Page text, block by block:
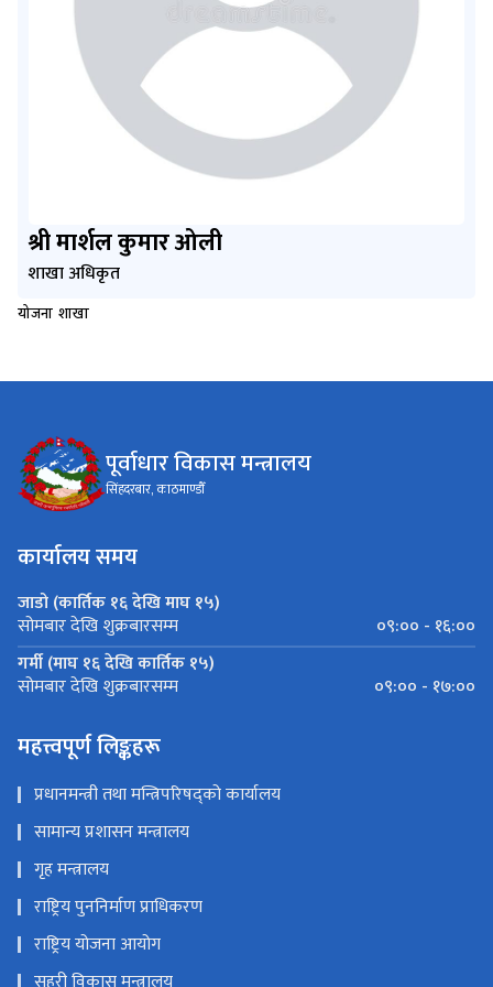
श्री मार्शल कुमार ओली
शाखा अधिकृत
योजना शाखा
पूर्वाधार विकास मन्त्रालय
सिंहदरबार, काठमाण्डौँ
कार्यालय समय
जाडो (कार्तिक १६ देखि माघ १५)
सोमबार देखि शुक्रबारसम्म
०९:०० - १६:००
गर्मी (माघ १६ देखि कार्तिक १५)
सोमबार देखि शुक्रबारसम्म ०९:०० - १७:००
महत्त्वपूर्ण लिङ्कहरू
प्रधानमन्त्री तथा मन्त्रिपरिषद्को कार्यालय
सामान्य प्रशासन मन्त्रालय
गृह मन्त्रालय
राष्ट्रिय पुननिर्माण प्राधिकरण
राष्ट्रिय योजना आयोग